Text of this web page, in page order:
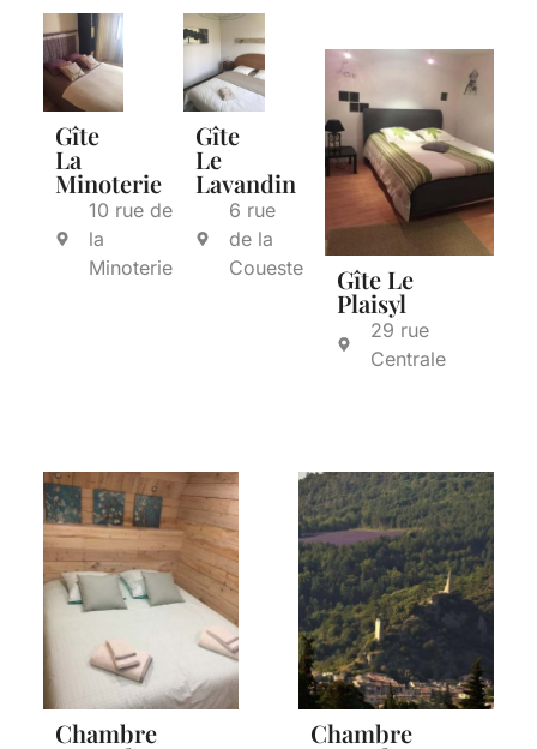
Gîte
La
Minoterie
10 rue de
la
Minoterie
Gîte
Le
Lavandin
6 rue
de la
Coueste
Gîte Le
Plaisyl
29 rue
Centrale
Chambre Chambre